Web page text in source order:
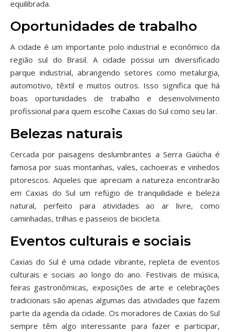
equilibrada.
Oportunidades de trabalho
A cidade é um importante polo industrial e econômico da
região sul do Brasil. A cidade possui um diversificado
parque industrial, abrangendo setores como metalurgia,
automotivo, têxtil e muitos outros. Isso significa que há
boas oportunidades de trabalho e desenvolvimento
profissional para quem escolhe Caxias do Sul como seu lar.
Belezas naturais
Cercada por paisagens deslumbrantes a Serra Gaúcha é
famosa por suas montanhas, vales, cachoeiras e vinhedos
pitorescos. Aqueles que apreciam a natureza encontrarão
em Caxias do Sul um refúgio de tranquilidade e beleza
natural, perfeito para atividades ao ar livre, como
caminhadas, trilhas e passeios de bicicleta.
Eventos culturais e sociais
Caxias do Sul é uma cidade vibrante, repleta de eventos
culturais e sociais ao longo do ano. Festivais de música,
feiras gastronômicas, exposições de arte e celebrações
tradicionais são apenas algumas das atividades que fazem
parte da agenda da cidade. Os moradores de Caxias do Sul
sempre têm algo interessante para fazer e participar,